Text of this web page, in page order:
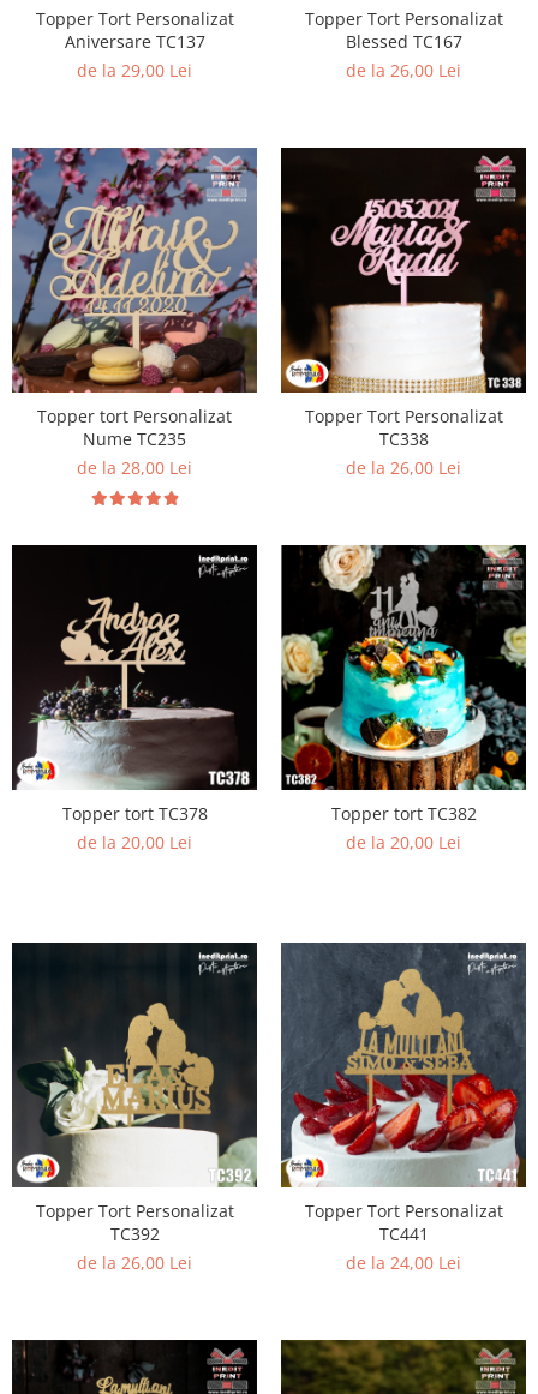
Topper Tort Personalizat
Aniversare TC137
de la 29,00 Lei
Topper Tort Personalizat
Blessed TC167
de la 26,00 Lei
Topper tort Personalizat
Nume TC235
de la 28,00 Lei
Topper Tort Personalizat
TC338
de la 26,00 Lei
Topper tort TC378
de la 20,00 Lei
Topper tort TC382
de la 20,00 Lei
Topper Tort Personalizat
TC392
de la 26,00 Lei
Topper Tort Personalizat
TC441
de la 24,00 Lei